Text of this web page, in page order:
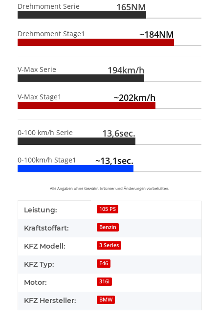
Drehmoment Serie 165NM
Drehmoment Stage1 ~184NM
V-Max Serie 194km/h
V-Max Stage1 ~202km/h
0-100 km/h Serie 13,6sec.
0-100km/h Stage1 ~13,1sec.
Alle Angaben ohne Gewähr, Irrtümer und Änderungen vorbehalten.
Produkteigenschaft
Wert
Leistung: 105 PS
Kraftstoffart: Benzin
KFZ Modell: 3 Series
KFZ Typ: E46
Motor: 316i
KFZ Hersteller: BMW